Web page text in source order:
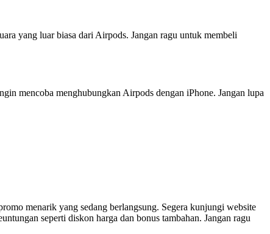
yang luar biasa dari Airpods. Jangan ragu untuk membeli
mencoba menghubungkan Airpods dengan iPhone. Jangan lupa
menarik yang sedang berlangsung. Segera kunjungi website
seperti diskon harga dan bonus tambahan. Jangan ragu